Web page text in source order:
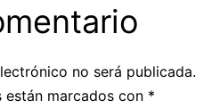
no será publicada.
marcados con *